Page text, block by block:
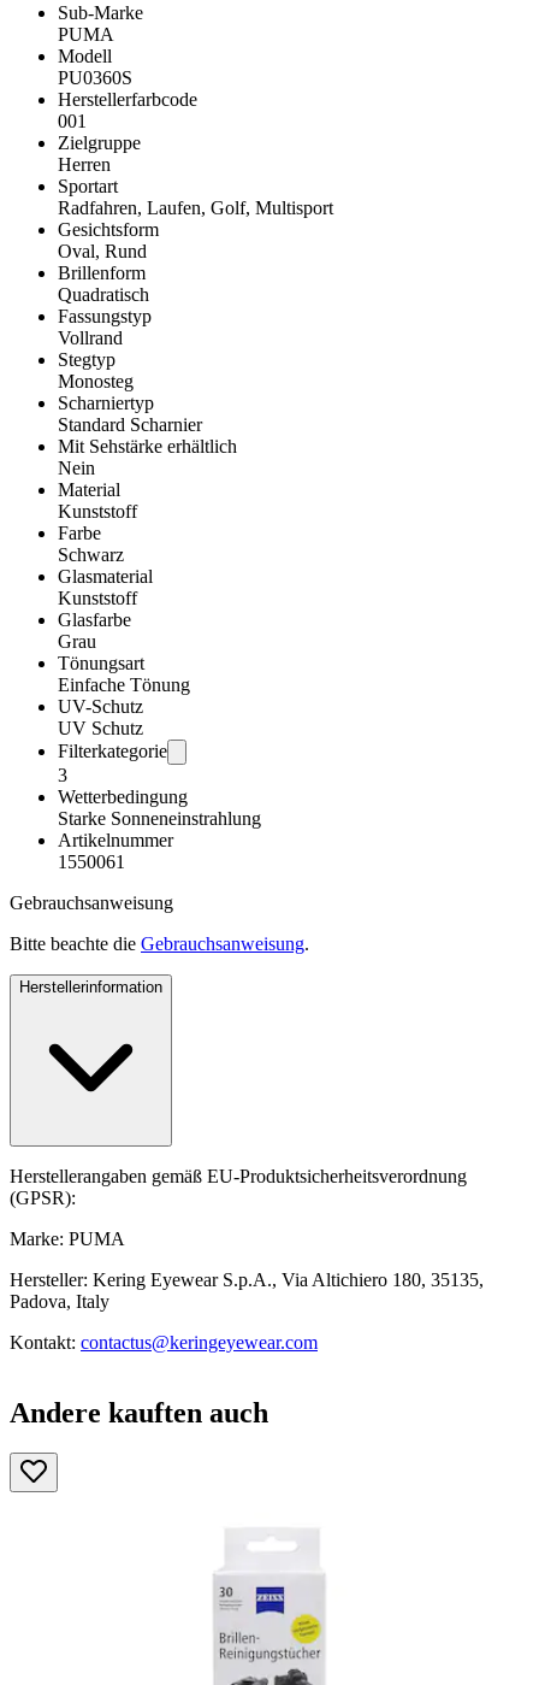
Sub-Marke
PUMA
Modell
PU0360S
Herstellerfarbcode
001
Zielgruppe
Herren
Sportart
Radfahren, Laufen, Golf, Multisport
Gesichtsform
Oval, Rund
Brillenform
Quadratisch
Fassungstyp
Vollrand
Stegtyp
Monosteg
Scharniertyp
Standard Scharnier
Mit Sehstärke erhältlich
Nein
Material
Kunststoff
Farbe
Schwarz
Glasmaterial
Kunststoff
Glasfarbe
Grau
Tönungsart
Einfache Tönung
UV-Schutz
UV Schutz
Filterkategorie
3
Wetterbedingung
Starke Sonneneinstrahlung
Artikelnummer
1550061
Gebrauchsanweisung
Bitte beachte die Gebrauchsanweisung.
Herstellerinformation
Herstellerangaben gemäß EU-Produktsicherheitsverordnung
(GPSR):
Marke: PUMA
Hersteller: Kering Eyewear S.p.A., Via Altichiero 180, 35135,
Padova, Italy
Kontakt: contactus@keringeyewear.com
Andere kauften auch